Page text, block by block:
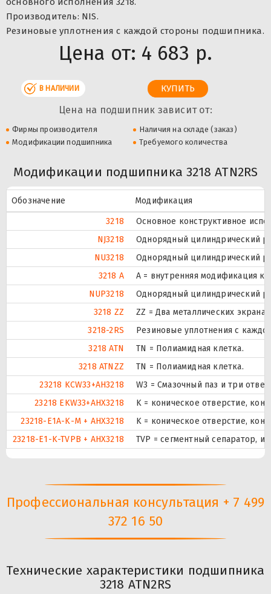
Производитель: NIS.
Резиновые уплотнения с каждой стороны подшипника.
Цена от: 4 683 р.
В НАЛИЧИИ
Цена на подшипник зависит от:
Фирмы производителя
Наличия на складе (заказ)
Модификации подшипника
Требуемого количества
Модификации подшипника 3218 ATN2RS
Обозначение
Модификация
3218
Основное конструктивное
NJ3218
Однорядный цилиндрический
NU3218
Однорядный цилиндрический
3218 A
A = внутренняя модификация
NUP3218
Однорядный цилиндрический
3218 ZZ
ZZ = Два металлических экрана.
3218-2RS
Резиновые уплотнения с
3218 ATN
TN = Полиамидная клетка.
3218 ATNZZ
TN = Полиамидная клетка.
23218 KCW33+AH3218
W3 = Смазочный паз и три
23218 EKW33+AHX3218
K = коническое отверстие,
23218-E1A-K-M + AHX3218
K = коническое отверстие,
23218-E1-K-TVPB + AHX3218
TVP = сегментный сепаратор,
Профессиональная консультация + 7 499
372 16 50
Технические характеристики подшипника
3218 ATN2RS